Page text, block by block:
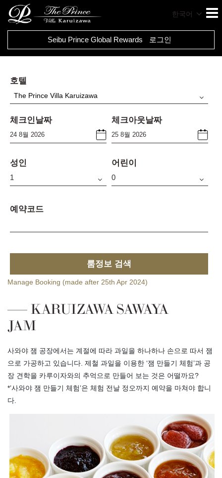
한국어
Seibu Prince Global Rewards 로그인
호텔
The Prince Villa Karuizawa
체크인날짜 체크아웃날짜
성인 어린이
예약코드
룸정보 검색
Manage Booking (made after 25th Apr 2024)
KARUIZAWA SAWAYA
JAM
사와야 잼 공장에서는 계절에 따라 과일을 하나하나 손으로 따서 잼
으로 가공하고 있습니다. 제철 과일을 이용한 ‘잼 만들기 체험’과 공
장 견학을 카루이자와의 추억으로 만들어 보는 것은 어떨까요?
*’사와야 잼 만들기 체험’은 체험 전날 정오까지 예약을 마쳐야 합니
다.